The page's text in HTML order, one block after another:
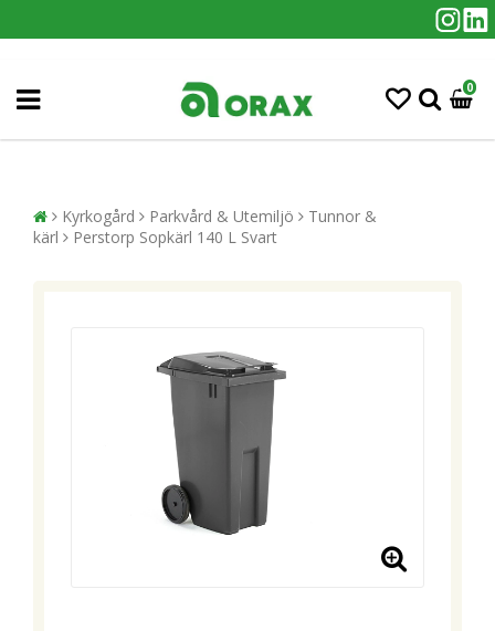
0
Kyrkogård Parkvård & Utemiljö
Tunnor &
kärl
Perstorp Sopkärl 140 L Svart